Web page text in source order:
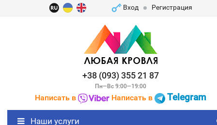
Вход Регистрация
+38 (093) 355 21 87
Пн—Вс 9:00—19:00
Написать в Написать в Telegram
Наши услуги